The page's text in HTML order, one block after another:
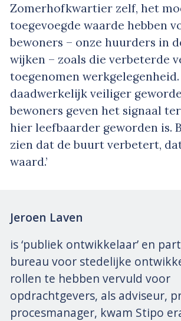
Zomerhofkwartier zelf, het
toegevoegde waarde hebben
bewoners – onze huurders in
wijken – zoals die verbeterde
toegenomen
daadwerkelijk veiliger
bewoners geven het signaal
hier leefbaarder geworden is.
zien dat de buurt verbetert,
waard.’
Jeroen Laven
is ‘publiek ontwikkelaar’ en
bureau voor stedelijke
rollen te hebben vervuld voor
opdrachtgevers, als adviseur,
procesmanager, kwam Stipo